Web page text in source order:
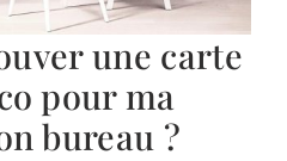
une carte
pour ma
bureau ?